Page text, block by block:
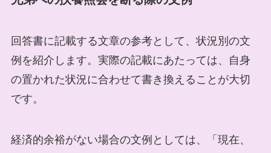
回答書に記載する文章の参考として、状況別の文
例を紹介します。実際の記載にあたっては、自身
の置かれた状況に合わせて書き換えることが大切
です。
経済的余裕がない場合の文例としては、「現在、